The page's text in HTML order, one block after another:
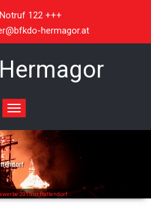
122 +++
hermagor.at
Toggle
navigation
2015 in Rattendorf